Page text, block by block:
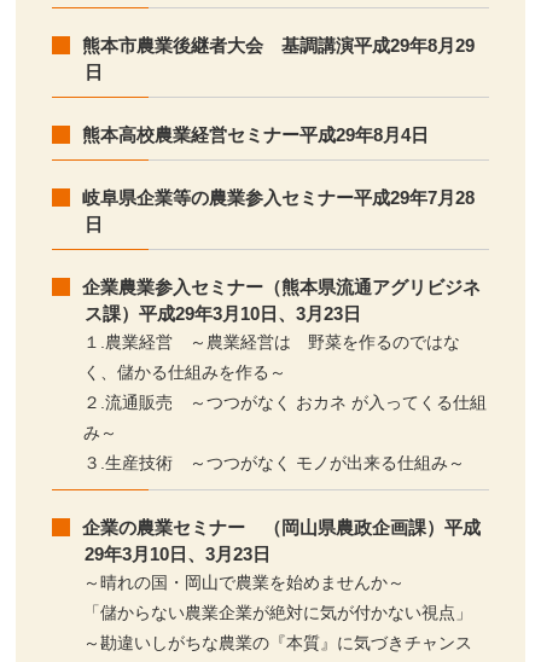
熊本市農業後継者大会 基調講演平成29年8月29
日
熊本高校農業経営セミナー平成29年8月4日
岐阜県企業等の農業参入セミナー平成29年7月28
日
企業農業参入セミナー（熊本県流通アグリビジネ
ス課）平成29年3月10日、3月23日
１.農業経営 ～農業経営は 野菜を作るのではな
く、儲かる仕組みを作る～
２.流通販売 ～つつがなく おカネ が入ってくる仕組
み～
３.生産技術 ～つつがなく モノが出来る仕組み～
企業の農業セミナー （岡山県農政企画課）平成
29年3月10日、3月23日
～晴れの国・岡山で農業を始めませんか～
「儲からない農業企業が絶対に気が付かない視点」
～勘違いしがちな農業の『本質』に気づきチャンス